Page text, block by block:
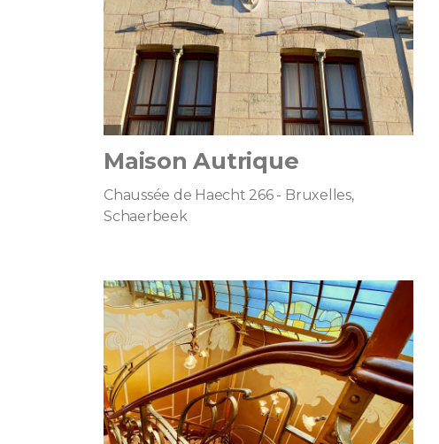
Maison Autrique
Chaussée de Haecht 266 - Bruxelles,
Schaerbeek